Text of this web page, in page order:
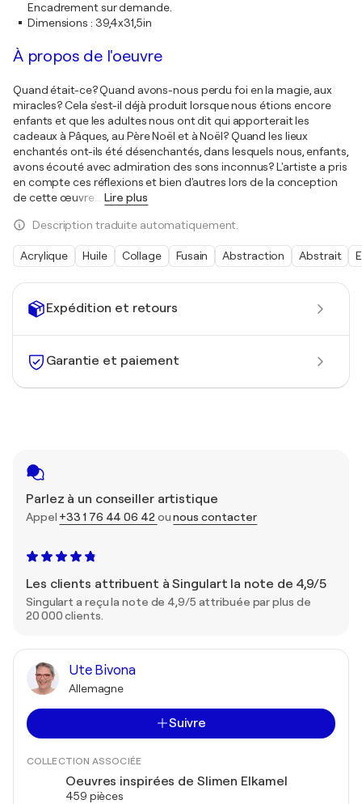
Expédition et retours
Garantie et paiement
Parlez à un conseiller artistique
Appel +33 1 76 44 06 42 ounous contacter
Les clients attribuent à Singulart la note de 4,9/5
Singulart a reçu la note de 4,9/5 attribuée par plus de
20 000 clients.
Ute Bivona
Allemagne
Suivre
COLLECTION ASSOCIÉE
Oeuvres inspirées de Slimen Elkamel
459 pièces
Encadrement sur demande.
Dimensions : 39,4x31,5in
À propos de l'oeuvre
Quand était-ce? Quand avons-nous perdu foi en la magie, aux
miracles? Cela s'est-il déjà produit lorsque nous étions encore
enfants et que les adultes nous ont dit qui apporterait les
cadeaux à Pâques, au Père Noël et à Noël? Quand les lieux
enchantés ont-ils été désenchantés, dans lesquels nous, enfants,
avons écouté avec admiration des sons inconnus? L'artiste a pris
en compte ces réflexions et bien d'autres lors de la conception
de cette œuvre.
Lire plus
Description traduite automatiquement.
Acrylique Huile Collage Fusain Abstraction Abstrait